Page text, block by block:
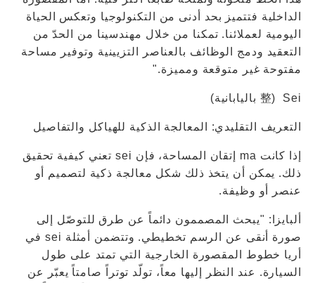
الداخلية فتتميز بحد أدنى من التكنولوجيا وتعكس الحياة
اليومية لعملائنا. تمكنا من خلال مهندسينا من الحدّ من
التعقيد ودمج الوظائف بالعناصر التزيينية وتوفير مساحة
مفتوحة غير متوقعة ومميزة."
Sei (整 باليابانية)
التعريف التقليدي: المعالجة الذكية للهياكل والتفاصيل
إذا كانت ma إتقان المساحة، فإن sei تعني كيفية تحقيق
ذلك. يمكن أن يتخذ ذلك شكل معالجة ذكية لتصميم أو
عنصر أو وظيفة.
ألبايزا: "يبحث المصممون دائماً عن طرق للتوصّل إلى
صورة أنقى عن الرسم تخطيطي. وتتضمن أمثلة sei في
أريا خطوط المقصورة الخارجية التي تمتد على طول
السيارة. عند النظر إليها معاً، تولّد توتراً صامتاً يعبّر عن